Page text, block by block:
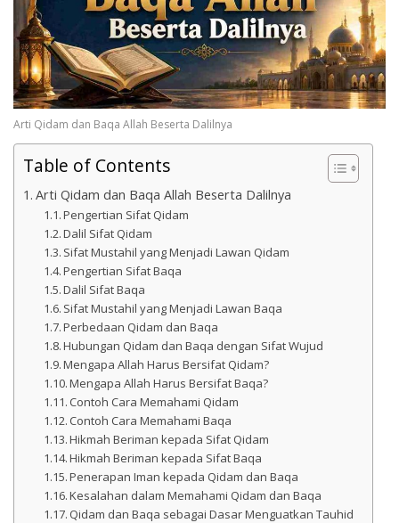
Arti Qidam dan Baqa Allah Beserta Dalilnya
Table of Contents
Arti Qidam dan Baqa Allah Beserta Dalilnya
Pengertian Sifat Qidam
Dalil Sifat Qidam
Sifat Mustahil yang Menjadi Lawan Qidam
Pengertian Sifat Baqa
Dalil Sifat Baqa
Sifat Mustahil yang Menjadi Lawan Baqa
Perbedaan Qidam dan Baqa
Hubungan Qidam dan Baqa dengan Sifat Wujud
Mengapa Allah Harus Bersifat Qidam?
Mengapa Allah Harus Bersifat Baqa?
Contoh Cara Memahami Qidam
Contoh Cara Memahami Baqa
Hikmah Beriman kepada Sifat Qidam
Hikmah Beriman kepada Sifat Baqa
Penerapan Iman kepada Qidam dan Baqa
Kesalahan dalam Memahami Qidam dan Baqa
Qidam dan Baqa sebagai Dasar Menguatkan Tauhid